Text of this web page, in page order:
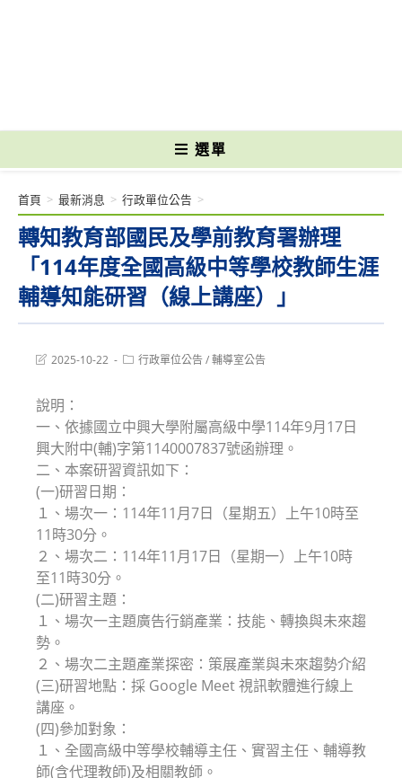
選單
轉知教育部國民及學前教育署辦理
「114年度全國高級中等學校教師生涯
輔導知能研習（線上講座）」
首頁 > 最新消息 > 行政單位公告 >
Post2025-10-22
Post行政單位公告/輔導室公告
說明：
一、依據國立中興大學附屬高級中學114年9月17日
興大附中(輔)字第1140007837號函辦理。
二、本案研習資訊如下：
(一)研習日期：
１、場次一：114年11月7日（星期五）上午10時至
11時30分。
２、場次二：114年11月17日（星期一）上午10時
至11時30分。
(二)研習主題：
１、場次一主題廣告行銷產業：技能、轉換與未來趨
勢。
２、場次二主題產業探密：策展產業與未來趨勢介紹
(三)研習地點：採 Google Meet 視訊軟體進行線上
講座。
(四)參加對象：
１、全國高級中等學校輔導主任、實習主任、輔導教
師(含代理教師)及相關教師。